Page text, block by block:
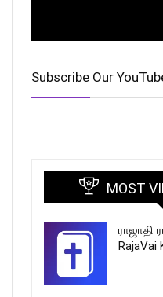
Subscribe Our
MOST
ராஜாதி
RajaVai